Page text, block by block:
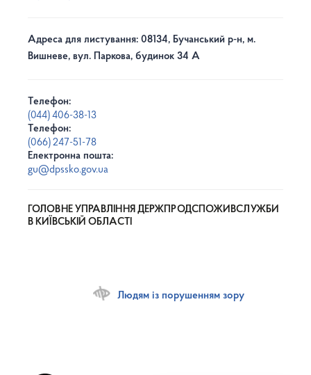
Адреса для листування: 08134, Бучанський р-н, м.
Вишневе, вул. Паркова, будинок 34 А
Телефон:
(044) 406-38-13
Телефон:
(066) 247-51-78
Електронна пошта:
gu@dpssko.gov.ua
ГОЛОВНЕ УПРАВЛІННЯ ДЕРЖПРОДСПОЖИВСЛУЖБИ
В КИЇВСЬКІЙ ОБЛАСТІ
Людям із порушенням зору